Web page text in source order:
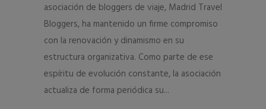
asociación de bloggers de viaje, Madrid Travel
Bloggers, ha mantenido un firme compromiso
con la renovación y dinamismo en su
estructura organizativa. Como parte de ese
espíritu de evolución constante, la asociación
actualiza de forma periódica su...